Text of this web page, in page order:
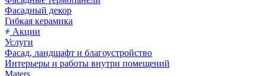
Фасадный декор
Гибкая керамика
Акции
Услуги
Фасад, ландшафт и благоустройство
Интерьеры и работы внутри помещений
Maters